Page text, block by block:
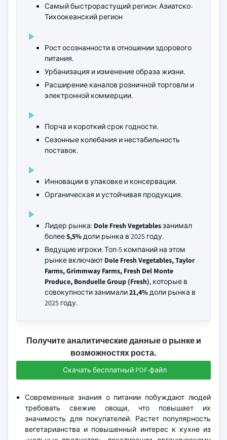
Самый быстрорастущий регион: Азиатско-
Тихоокеанский регион
Рост осознанности в отношении здорового
питания.
Урбанизация и изменение образа жизни.
Расширение каналов розничной торговли и
электронной коммерции.
Порча и короткий срок годности.
Сезонные колебания и нестабильность
поставок.
Инновации в упаковке и консервации.
Органическая и устойчивая продукция.
Лидер рынка: Dole Fresh Vegetablesзанимал
более5,5%доли рынка в 2025 году.
Ведущие игроки: Топ-5 компаний на этом
рынке включают Dole Fresh Vegetables, Taylor
Farms, Grimmway Farms, Fresh Del Monte
Produce, Bonduelle Group (Fresh), которые в
совокупности занимали21,4%доли рынка в
2025 году.
Получите аналитические данные о рынке и
возможностях роста.
Скачать бесплатный PDF-файл
Современные знания о питании побуждают людей
требовать свежие овощи, что повышает их
значимость для покупателей. Растет популярность
вегетарианства и повышенный интерес к кухне из